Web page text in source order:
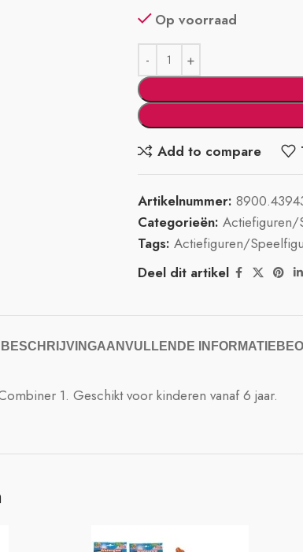
Op voorraad
Add to compare
Artikelnummer:
Categorieën: Actiefiguren/
Tags: Actiefiguren/
Deel dit artikel
BESCHRIJVINGAANVULLENDE INFORMATIE
1. Geschikt voor kinderen vanaf 6 jaar.